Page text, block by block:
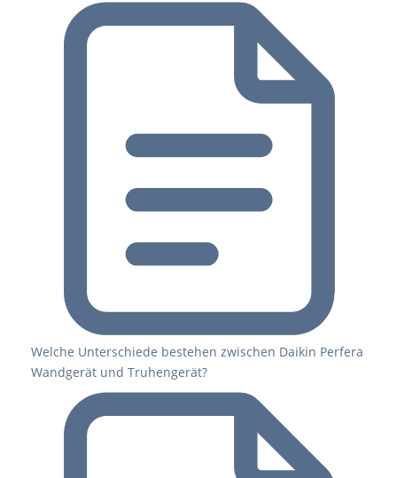
Welche Unterschiede bestehen zwischen Daikin Perfera
Wandgerät und Truhengerät?